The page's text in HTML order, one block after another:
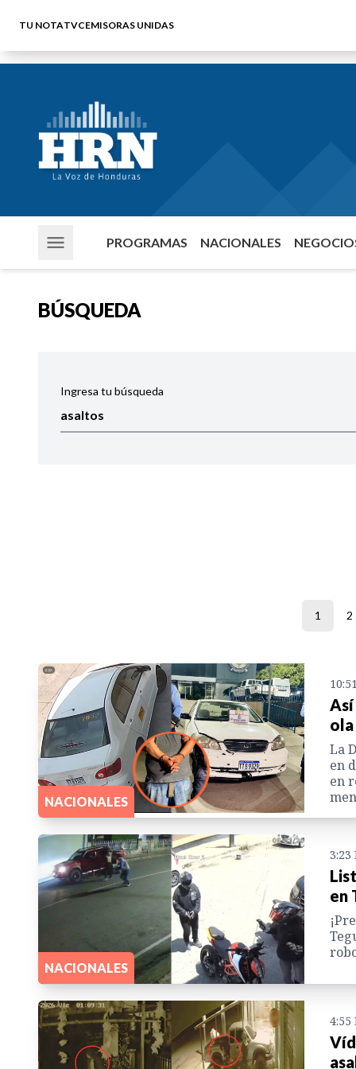
TU NOTATVCEMISORAS UNIDAS
PROGRAMAS NACIONALES
BÚSQUEDA
Ingresa tu búsqueda
1 2
NACIONALES
ola
La
en
en
NACIONALES
3:23
en
4:55